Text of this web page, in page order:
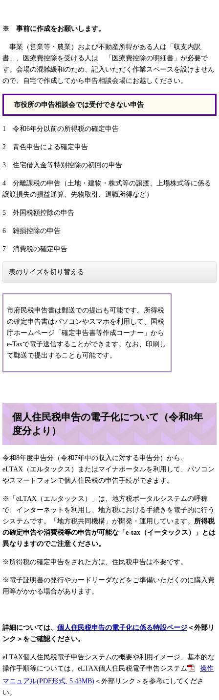
※ 事前に作成をお願いします。
事業（営業等・農業）および不動産所得がある人は「収支内訳
書」、医療費控除を受ける人は 「医療費控除の明細書」が必要で
す。会場の混雑緩和のため、記入いただく作業スペースを設けません
ので、自宅で作成してから申告相談会場にお越しください。
市役所の申告相談会では受付できない申告
1 令和6年分以前の所得税の確定申告
2 青色申告による確定申告
3 住宅借入金等特別控除の初回の申告
4 分離課税の申告（土地・建物・株式等の譲渡、上場株式等に係る
譲渡損失の損益通算、先物取引、退職所得など）
5 外国税額控除の申告
6 雑損控除の申告
7 消費税の確定申告
表のサイズを切り替える
市府民税申告書は郵送での提出も可能です。所得税
の確定申告書はパソコンやスマホを利用して、国税
庁ホームページ「確定申告書等作成コーナー」から
e-Taxで電子送信することができます。なお、印刷し
て郵送で提出することも可能です。
個人住民税申告の電子化について（令和8年
度分より）
令和8年度申告分（令和7年中の収入に対する申告分）から、
eLTAX（エルタックス）またはマイナポータルを利用して、パソコン
やスマートフォンで個人住民税の申告手続ができます。
※「eLTAX（エルタックス）」は、地方税ポータルシステムの呼称
で、インターネットを利用し、地方税における手続きを電子的に行う
システムです。「地方税共同機構」が開発・運用しています。 所得税
の確定申告や消費税等の申告が可能な「e-tax（イータックス）」とは
異なりますのでご注意ください。
※所得税の確定申告をされた方は、住民税申告は不要です。
※電子証明書の発行やカードリーダなどをご準備いただくのに購入費
用等がかかる場合があります。
詳細については、 個人住民税申告の電子化に係る特設ページ ＜外部リ
ンク＞ をご確認ください。
eLTAX個人住民税電子申告システムの概要や利用イメージ、基本的な
操作手順等については、eLTAX個人住民税電子申告システム​
操作
マニュアル(PDF形式, 5.43MB) ＜外部リンク＞ を参考にしてくださ
い。